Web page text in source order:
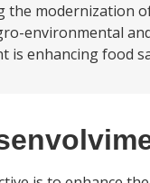
modernization
environmental
enhancing food